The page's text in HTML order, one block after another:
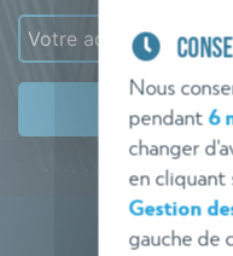
Nous
pendant6
changer
en cliquant
Gestion
gauche de